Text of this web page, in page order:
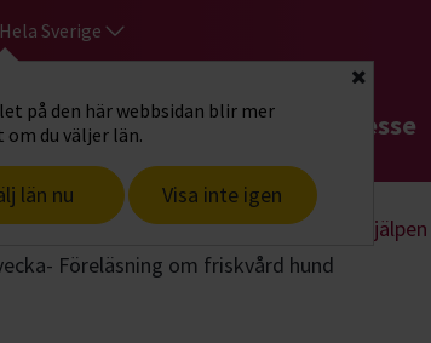
Hela Sverige
på den här webbsidan blir mer
om du väljer län.
län nu Visa inte igen
Stäng
startsidaHitta intresse
intresse Hund & husdjur
Första
Föreläsning om friskvård hund